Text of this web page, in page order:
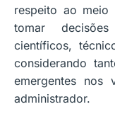
respeito ao
tomar
científicos,
considerando
emergentes nos
administrador.